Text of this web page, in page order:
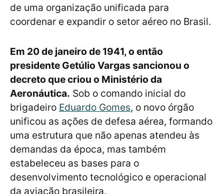
de uma organização unificada para
coordenar e expandir o setor aéreo no Brasil.
Em 20 de janeiro de 1941, o então
presidente Getúlio Vargas sancionou o
decreto que criou o Ministério da
Aeronáutica. Sob o comando inicial do
brigadeiro Eduardo Gomes, o novo órgão
unificou as ações de defesa aérea, formando
uma estrutura que não apenas atendeu às
demandas da época, mas também
estabeleceu as bases para o
desenvolvimento tecnológico e operacional
da aviação brasileira.